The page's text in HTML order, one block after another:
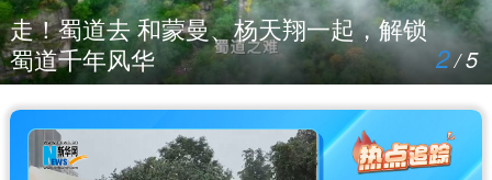
科技 科创 量子 体育
文化 书画 健康 军事
访谈 视频 图片 政务
走！蜀道去 和蒙曼、杨天翔一起，解锁
蜀道千年风华
2/5